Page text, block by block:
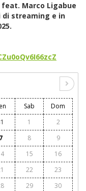
Marco Ligabue
streaming e in
Sab
Dom
1
2
7 8
9
15
16
22
23
29
30